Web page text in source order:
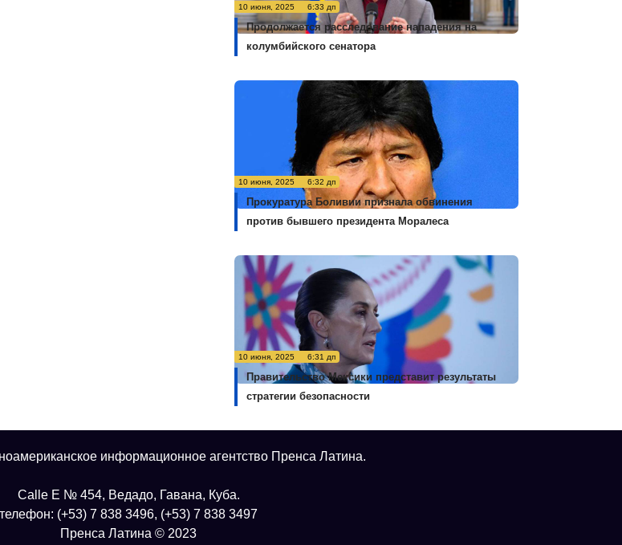
10 июня, 2025 6:33 дп
Продолжается расследование нападения на
колумбийского сенатора
10 июня, 2025 6:32 дп
Прокуратура Боливии признала обвинения
против бывшего президента Моралеса
10 июня, 2025 6:31 дп
Правительство Мексики представит результаты
стратегии безопасности
информационное агентство Пренса Латина.
Calle E № 454, Ведадо, Гавана, Куба.
телефон: (+53) 7 838 3496, (+53) 7 838 3497
Пренса Латина © 2023